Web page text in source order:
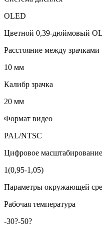
OLED
Цветной 0,39-дюймовый
Расстояние между зрачками
10 мм
Калибр зрачка
20 мм
Формат видео
PAL/NTSC
Цифровое масштабирование
1(0,95-1,05)
Параметры окружающей
Рабочая температура
-30?-50?